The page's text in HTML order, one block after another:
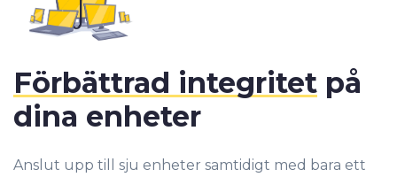
Anslut upp till sju enheter samtidigt med bara ett
Förbättrad integritet på
dina enheter